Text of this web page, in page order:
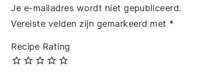
Je e-mailadres wordt niet gepubliceerd.
Vereiste velden zijn gemarkeerd met *
Recipe Rating